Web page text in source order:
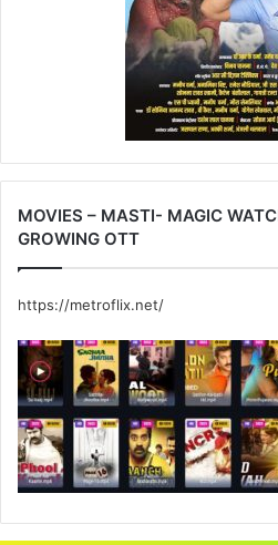
MOVIES – MASTI- MAGIC
GROWING OTT
https://metroflix.net/